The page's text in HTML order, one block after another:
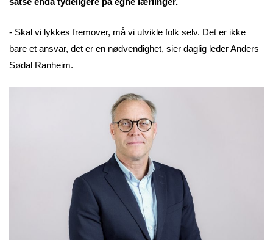
- Skal vi lykkes fremover, må vi utvikle folk selv. Det er ikke
bare et ansvar, det er en nødvendighet, sier daglig leder Anders
Sødal Ranheim.